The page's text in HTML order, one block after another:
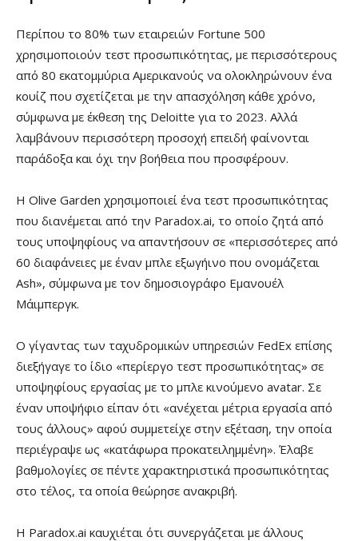
Περίπου το 80% των εταιρειών Fortune 500
χρησιμοποιούν τεστ προσωπικότητας, με περισσότερους
από 80 εκατομμύρια Αμερικανούς να ολοκληρώνουν ένα
κουίζ που σχετίζεται με την απασχόληση κάθε χρόνο,
σύμφωνα με έκθεση της Deloitte για το 2023. Αλλά
λαμβάνουν περισσότερη προσοχή επειδή φαίνονται
παράδοξα και όχι την βοήθεια που προσφέρουν.
Η Olive Garden χρησιμοποιεί ένα τεστ προσωπικότητας
που διανέμεται από την Paradox.ai, το οποίο ζητά από
τους υποψηφίους να απαντήσουν σε «περισσότερες από
60 διαφάνειες με έναν μπλε εξωγήινο που ονομάζεται
Ash», σύμφωνα με τον δημοσιογράφο Εμανουέλ
Μάιμπεργκ.
Ο γίγαντας των ταχυδρομικών υπηρεσιών FedEx επίσης
διεξήγαγε το ίδιο «περίεργο τεστ προσωπικότητας» σε
υποψηφίους εργασίας με το μπλε κινούμενο avatar. Σε
έναν υποψήφιο είπαν ότι «ανέχεται μέτρια εργασία από
τους άλλους» αφού συμμετείχε στην εξέταση, την οποία
περιέγραψε ως «κατάφωρα προκατειλημμένη». Έλαβε
βαθμολογίες σε πέντε χαρακτηριστικά προσωπικότητας
στο τέλος, τα οποία θεώρησε ανακριβή.
Η Paradox.ai καυχιέται ότι συνεργάζεται με άλλους